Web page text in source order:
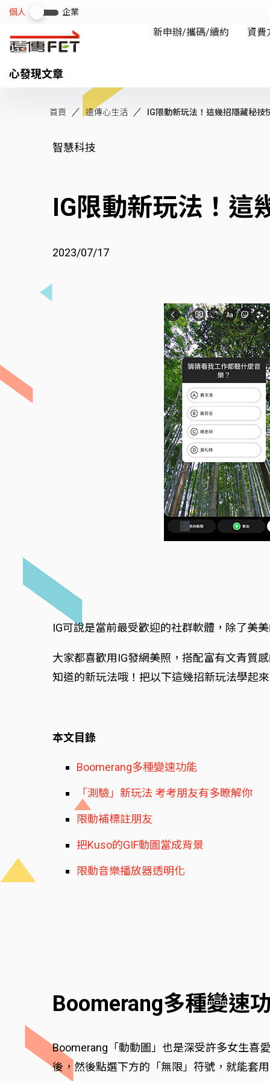
心發現文章
首頁 遠傳心生活 IG限動新玩法！這幾招隱藏秘技
智慧科技
IG限動新玩法！這
2023/07/17
IG可說是當前最受歡迎的社群軟體，除了美
大家都喜歡用IG發網美照，搭配富有文青質
知道的新玩法哦！把以下這幾招新玩法學起
本文目錄
Boomerang多種變速功能
「測驗」新玩法 考考朋友有多瞭解你
限動補標註朋友
把Kuso的GIF動圖當成背景
限動音樂播放器透明化
Boomerang多種變速
Boomerang「動動圖」也是深受許多女生喜
後，然後點選下方的「無限」符號，就能套